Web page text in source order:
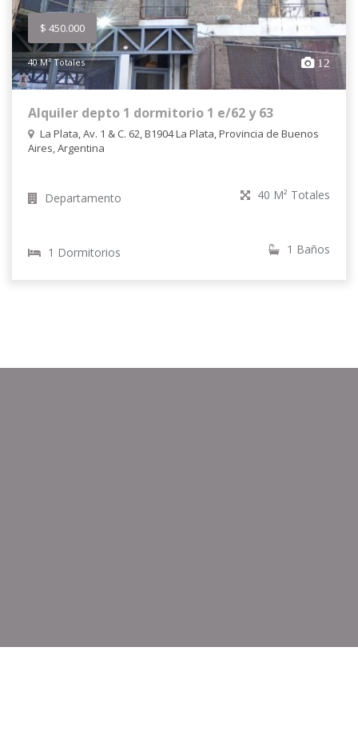
$ 450.000
40 M² Totales 12
Alquiler depto 1 dormitorio 1 e/62 y 63
La Plata, Av. 1 & C. 62, B1904 La Plata, Provincia de Buenos
Aires, Argentina
Departamento 40 M² Totales
1 Dormitorios 1 Baños